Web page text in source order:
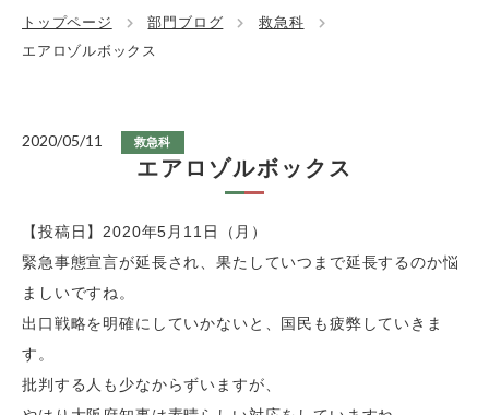
トップページ 部門ブログ
救急科
エアロゾルボックス
2020/05/11 救急科
エアロゾルボックス
【投稿日】2020年5月11日（月）
緊急事態宣言が延長され、果たしていつまで延長するのか悩
ましいですね。
出口戦略を明確にしていかないと、国民も疲弊していきま
す。
批判する人も少なからずいますが、